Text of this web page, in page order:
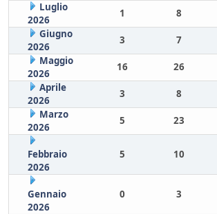
Luglio
2026
1 8
Giugno
2026
3 7
Maggio
2026
16 26
Aprile
2026
3 8
Marzo
2026
5 23
Febbraio
2026
5 10
Gennaio
2026
0 3